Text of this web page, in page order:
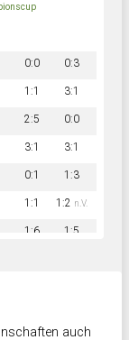
0:0 0:3
1:1 3:1
2:5 0:0
3:1 3:1
0:1 1:3
1:1 1:2 n.V.
1:6 1:5
auch